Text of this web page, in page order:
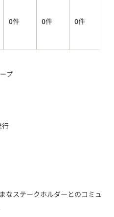
0件 0件 0件
プ
行
なステークホルダーとのコミュ